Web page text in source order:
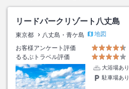
リードパークリゾート八丈島
東京都 八丈島・青ケ島
地図
お客様アンケート評価
るるぶトラベル評価
大浴場あり
駐車場あり